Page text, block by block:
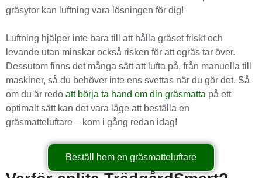
gräsytor kan luftning vara lösningen för dig!
Luftning hjälper inte bara till att hålla gräset friskt och
levande utan minskar också risken för att ogräs tar över.
Dessutom finns det många sätt att lufta på, från manuella till
maskiner, så du behöver inte ens svettas när du gör det. Så
om du är redo att börja ta hand om din gräsmatta på ett
optimalt sätt kan det vara läge att beställa en
gräsmatteluftare – kom i gång redan idag!
Beställ hem en gräsmatteluftare